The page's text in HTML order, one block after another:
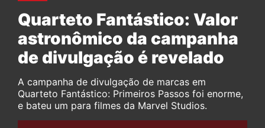
Quarteto Fantástico: Valor
astronômico da campanha
de divulgação é revelado
A campanha de divulgação de marcas em
Quarteto Fantástico: Primeiros Passos foi enorme,
e bateu um para filmes da Marvel Studios.